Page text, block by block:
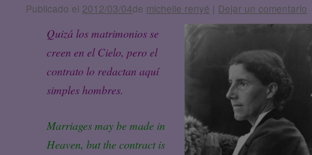
Publicado el 2012/03/04de michelle renyé | Dejar un comentario
Quizá los matrimonios se
creen en el Cielo, pero el
contrato lo redactan aquí
simples hombres.
Marriages may be made in
Heaven, but the contract is